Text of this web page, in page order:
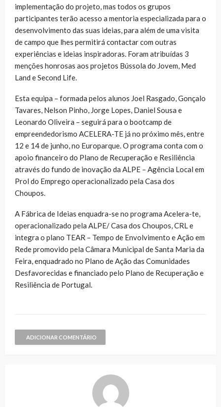
implementação do projeto, mas todos os grupos
participantes terão acesso a mentoria especializada para o
desenvolvimento das suas ideias, para além de uma visita
de campo que lhes permitirá contactar com outras
experiências e ideias inspiradoras. Foram atribuídas 3
menções honrosas aos projetos Bússola do Jovem, Med
Land e Second Life.
Esta equipa – formada pelos alunos Joel Rasgado, Gonçalo
Tavares, Nelson Pinho, Jorge Lopes, Daniel Sousa e
Leonardo Oliveira – seguirá para o bootcamp de
empreendedorismo ACELERA-TE já no próximo mês, entre
12 e 14 de junho, no Europarque. O programa conta com o
apoio financeiro do Plano de Recuperação e Resiliência
através do fundo de inovação da ALPE – Agência Local em
Prol do Emprego operacionalizado pela Casa dos
Choupos.
A Fábrica de Ideias enquadra-se no programa Acelera-te,
operacionalizado pela ALPE/ Casa dos Choupos, CRL e
integra o plano TEAR – Tempo de Envolvimento e Ação em
Rede promovido pela Câmara Municipal de Santa Maria da
Feira, enquadrado no Plano de Ação das Comunidades
Desfavorecidas e financiado pelo Plano de Recuperação e
Resiliência de Portugal.
ADICIONAR COMENTÁRIO